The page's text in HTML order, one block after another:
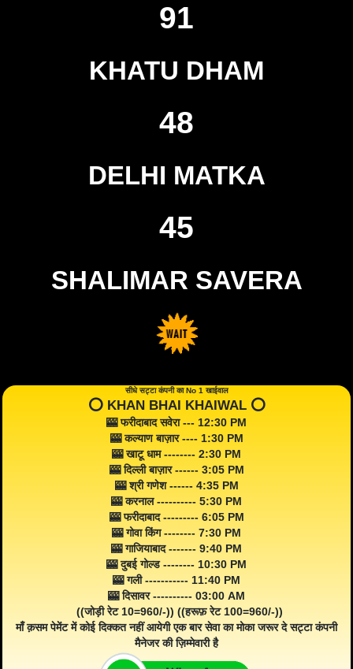
91
KHATU DHAM
48
DELHI MATKA
45
SHALIMAR SAVERA
सीधे सट्टा कंपनी का No 1 खाईवाल
⭕️ KHAN BHAI KHAIWAL ⭕️
🎰 फरीदाबाद सवेरा --- 12:30 PM
🎰 कल्याण बाज़ार ---- 1:30 PM
🎰 खाटू धाम -------- 2:30 PM
🎰 दिल्ली बाज़ार ------ 3:05 PM
🎰 श्री गणेश ------ 4:35 PM
🎰 करनाल ---------- 5:30 PM
🎰 फरीदाबाद --------- 6:05 PM
🎰 गोवा किंग -------- 7:30 PM
🎰 गाजियाबाद ------- 9:40 PM
🎰 दुबई गोल्ड -------- 10:30 PM
🎰 गली ----------- 11:40 PM
🎰 दिसावर ---------- 03:00 AM
((जोड़ी रेट 10=960/-)) ((हरूफ़ रेट 100=960/-))
माँ क़सम पेमेंट में कोई दिक्कत नहीं आयेगी एक बार सेवा का मोका जरूर दे सट्टा कंपनी
मैनेजर की ज़िम्मेवारी है